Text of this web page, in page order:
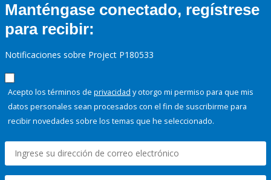
Manténgase conectado, regístrese
para recibir:
Notificaciones sobre Project P180533
Acepto los términos de privacidad y otorgo mi permiso para que mis
datos personales sean procesados con el fin de suscribirme para
recibir novedades sobre los temas que he seleccionado.